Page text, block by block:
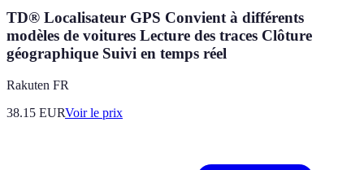
TD® Localisateur GPS Convient à différents
modèles de voitures Lecture des traces Clôture
géographique Suivi en temps réel
Rakuten FR
38.15 EURVoir le prix